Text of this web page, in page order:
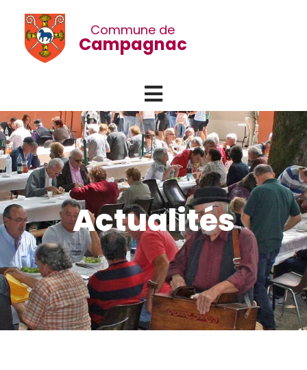
Commune de
Campagnac
Menu
Actualités